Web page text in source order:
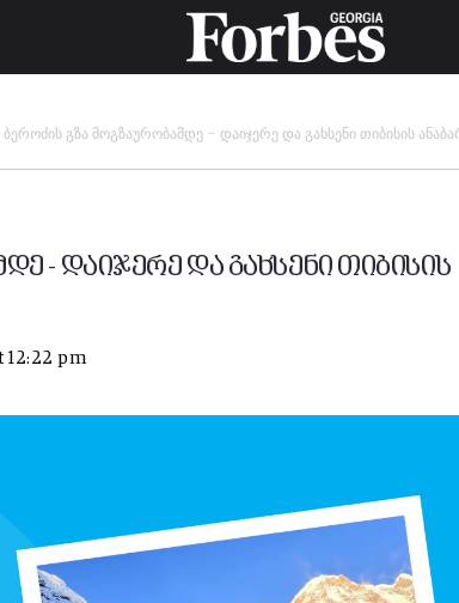
ბეროძის გზა მოგზაურობამდე – დაიჯერე და გახსენი თიბისის
- დაიჯერე და გახსენი თიბისის
12:22 pm